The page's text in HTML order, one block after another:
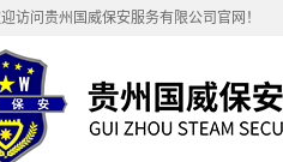
访问贵州国威保安服务有限公司官网！